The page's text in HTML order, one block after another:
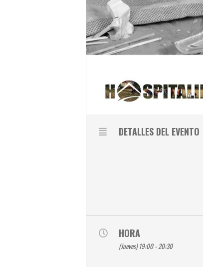
DETALLES DEL EVENTO
HORA
(Jueves) 19:00 - 20:30